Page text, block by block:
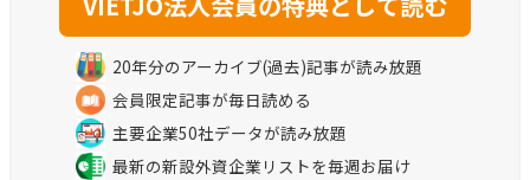
20年分のアーカイブ(過去)記事が読み放題
会員限定記事が毎日読める
主要企業50社データが読み放題
最新の新設外資企業リストを毎週お届け